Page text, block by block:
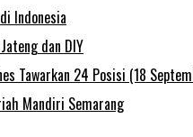
Indonesia
dan DIY
Tawarkan 24 Posisi (18
Mandiri Semarang